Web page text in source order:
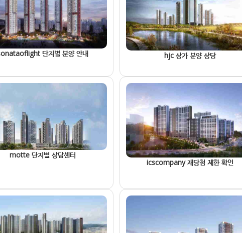
단지별 분양 안내
hjc 상가 분양 상담
motte 단지별 상담센터
icscompany 재당첨 제한 확인